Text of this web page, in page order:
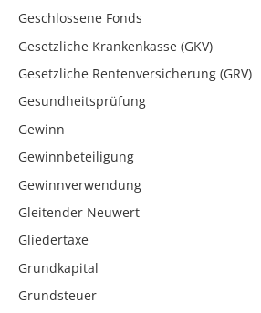
Geschlossene Fonds
Gesetzliche Krankenkasse (GKV)
Gesetzliche Rentenversicherung (GRV)
Gesundheitsprüfung
Gewinn
Gewinnbeteiligung
Gewinnverwendung
Gleitender Neuwert
Gliedertaxe
Grundkapital
Grundsteuer